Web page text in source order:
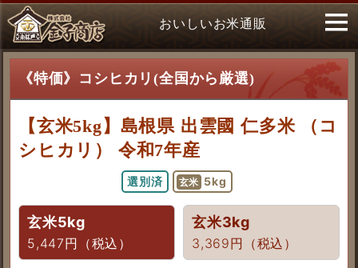
おいしいお米通販
《特価》コシヒカリ(全国から厳選)
【玄米5kg】島根県 出雲國 仁多米 （コ
シヒカリ） 令和7年産
選別済 玄米 5kg
玄米5kg
5,447円（税込）
玄米3kg
3,369円（税込）